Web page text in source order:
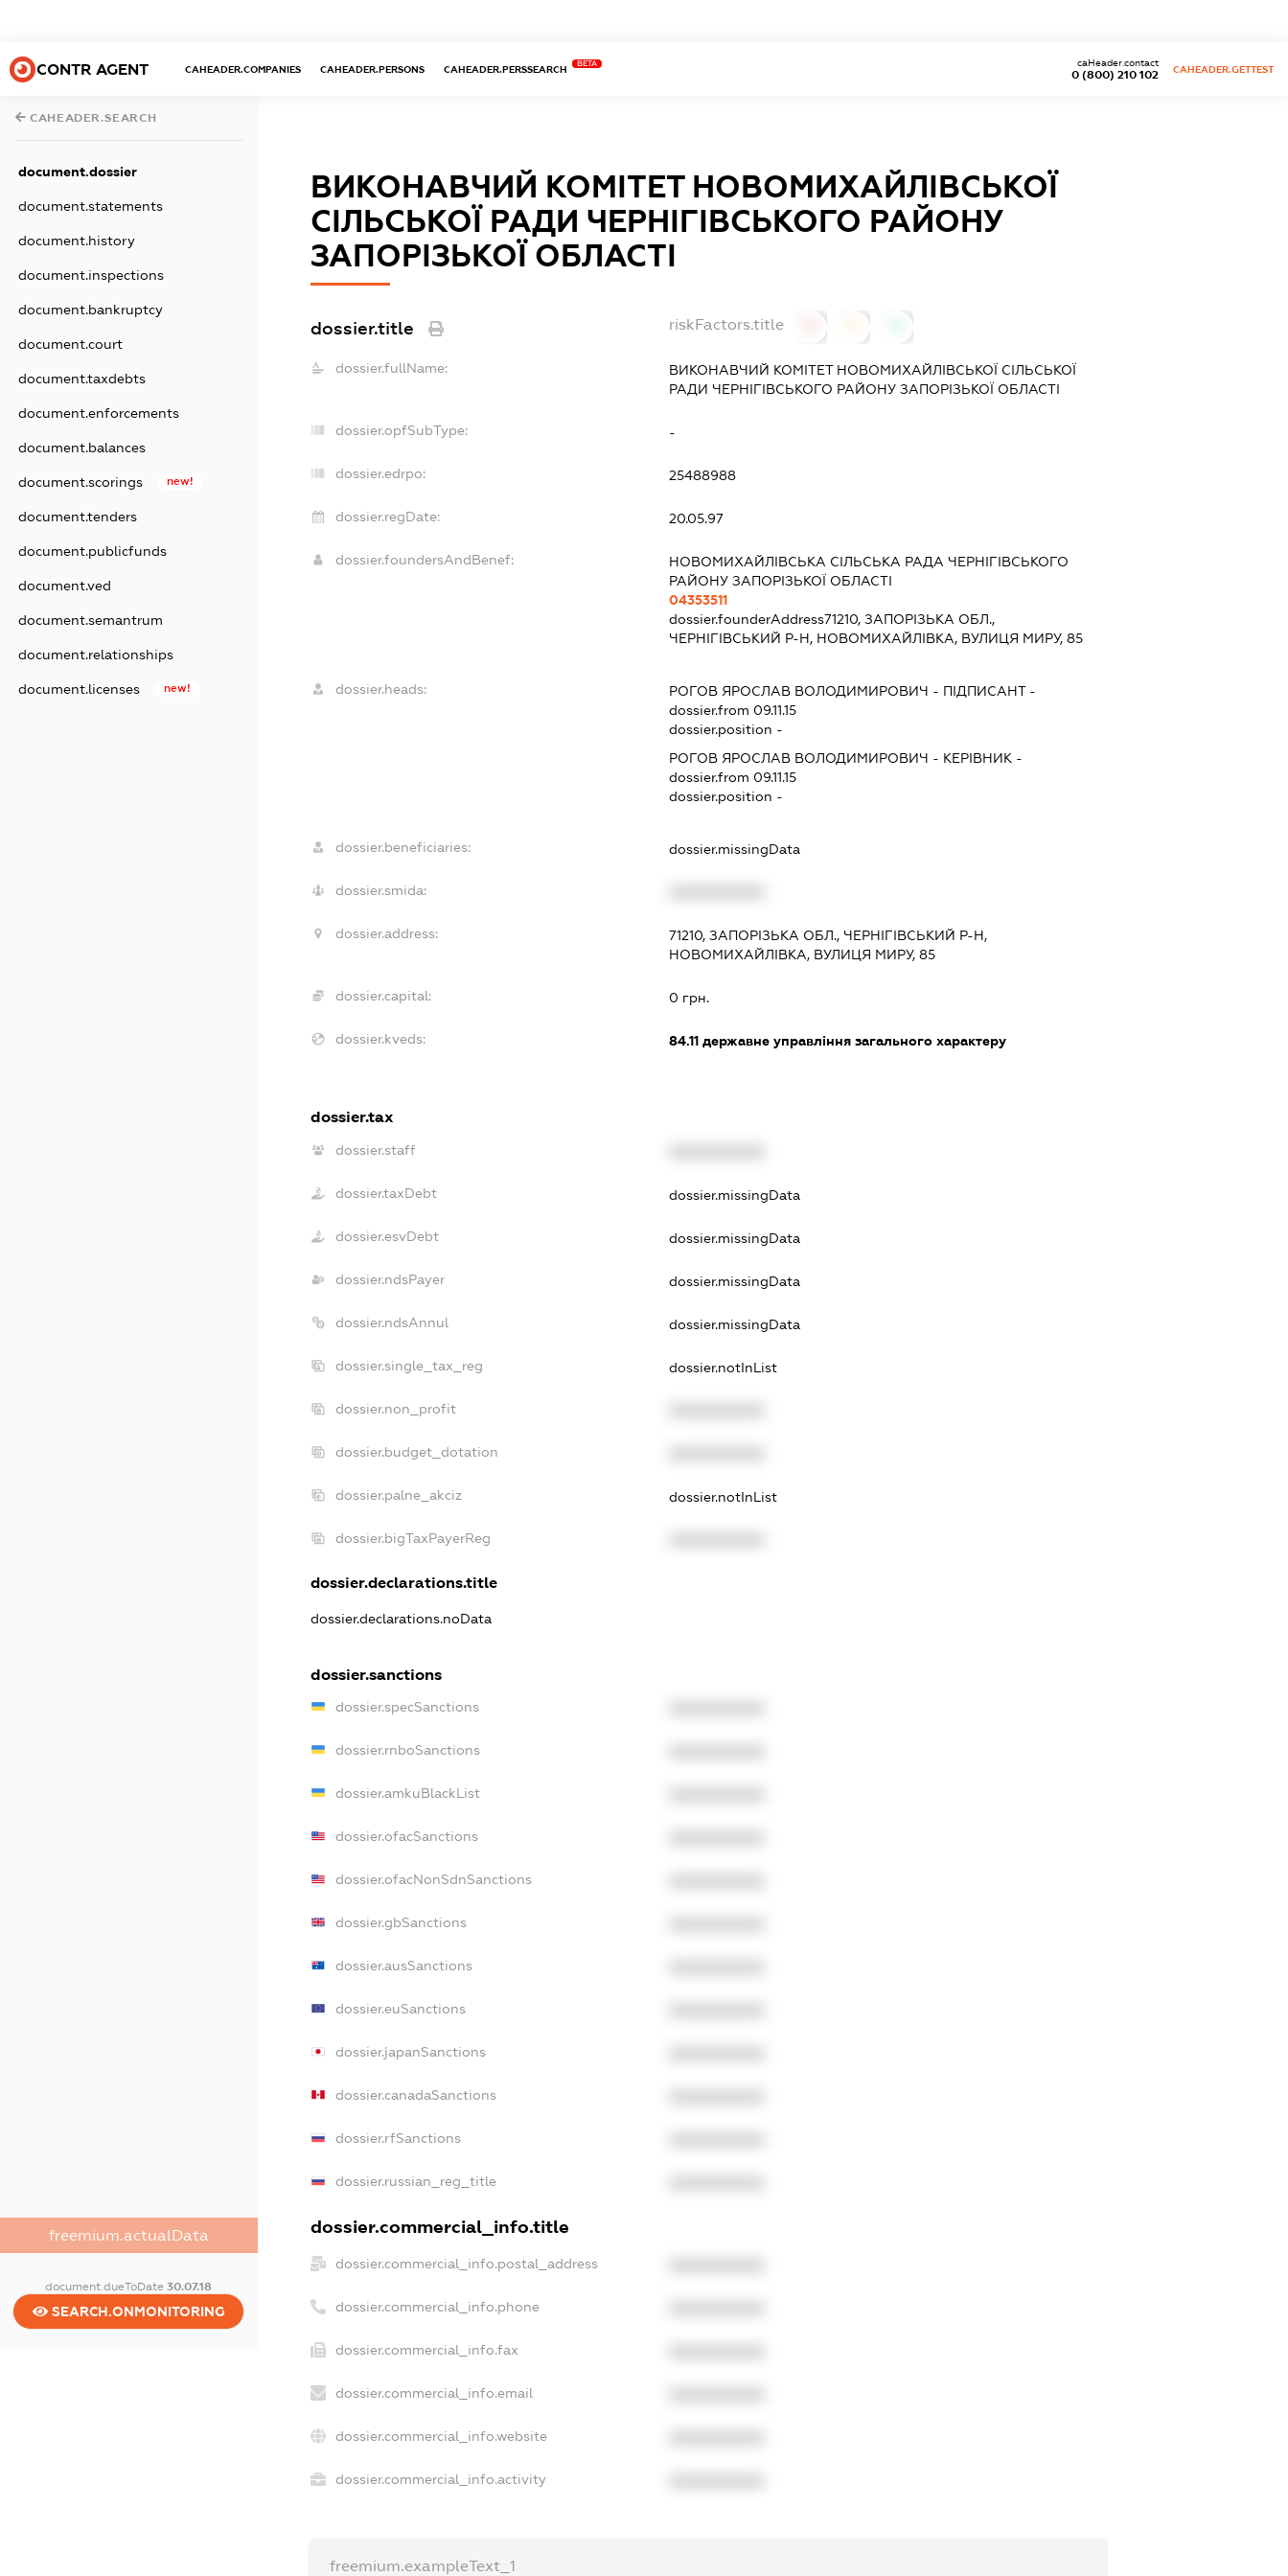
CONTR AGENT CAHEADER.COMPANIES CAHEADER.PERSONS CAHEADER.PERSSEARCH
BETA
0 (800) 210 102
caHeader.contact
CAHEADER.GETTEST
CAHEADER.SEARCH
document.dossier
document.statements
document.history
document.inspections
document.bankruptcy
document.court
document.taxdebts
document.enforcements
document.balances
document.scorings new!
document.tenders
document.publicfunds
document.ved
document.semantrum
document.relationships
document.licenses new!
freemium.actualData
document.dueToDate30.07.18
SEARCH.ONMONITORING
ВИКОНАВЧИЙ КОМІТЕТ НОВОМИХАЙЛІВСЬКОЇ
СІЛЬСЬКОЇ РАДИ ЧЕРНІГІВСЬКОГО РАЙОНУ
ЗАПОРІЗЬКОЇ ОБЛАСТІ
dossier.title riskFactors.title
dossier.fullName:
ВИКОНАВЧИЙ КОМІТЕТ НОВОМИХАЙЛІВСЬКОЇ СІЛЬСЬКОЇ
РАДИ ЧЕРНІГІВСЬКОГО РАЙОНУ ЗАПОРІЗЬКОЇ ОБЛАСТІ
dossier.opfSubType: -
dossier.edrpo: 25488988
dossier.regDate: 20.05.97
dossier.foundersAndBenef:
НОВОМИХАЙЛІВСЬКА СІЛЬСЬКА РАДА ЧЕРНІГІВСЬКОГО
РАЙОНУ ЗАПОРІЗЬКОЇ ОБЛАСТІ
04353511
dossier.founderAddress71210, ЗАПОРІЗЬКА ОБЛ.,
ЧЕРНІГІВСЬКИЙ Р-Н, НОВОМИХАЙЛІВКА, ВУЛИЦЯ МИРУ, 85
dossier.heads: РОГОВ ЯРОСЛАВ ВОЛОДИМИРОВИЧ - ПІДПИСАНТ-
dossier.from 09.11.15
dossier.position -
РОГОВ ЯРОСЛАВ ВОЛОДИМИРОВИЧ - КЕРІВНИК -
dossier.from 09.11.15
dossier.position -
dossier.beneficiaries: dossier.missingData
dossier.smida:
dossier.address:
71210, ЗАПОРІЗЬКА ОБЛ., ЧЕРНІГІВСЬКИЙ Р-Н,
НОВОМИХАЙЛІВКА, ВУЛИЦЯ МИРУ, 85
dossier.capital: 0 грн.
dossier.kveds: 84.11державне управління загального характеру
dossier.tax
dossier.staff
dossier.taxDebt dossier.missingData
dossier.esvDebt dossier.missingData
dossier.ndsPayer dossier.missingData
dossier.ndsAnnul dossier.missingData
dossier.single_tax_reg dossier.notInList
dossier.non_profit
dossier.budget_dotation
dossier.palne_akciz dossier.notInList
dossier.bigTaxPayerReg
dossier.declarations.title
dossier.declarations.noData
dossier.sanctions
dossier.specSanctions
dossier.rnboSanctions
dossier.amkuBlackList
dossier.ofacSanctions
dossier.ofacNonSdnSanctions
dossier.gbSanctions
dossier.ausSanctions
dossier.euSanctions
dossier.japanSanctions
dossier.canadaSanctions
dossier.rfSanctions
dossier.russian_reg_title
dossier.commercial_info.title
dossier.commercial_info.postal_address
dossier.commercial_info.phone
dossier.commercial_info.fax
dossier.commercial_info.email
dossier.commercial_info.website
dossier.commercial_info.activity
freemium.exampleText_1